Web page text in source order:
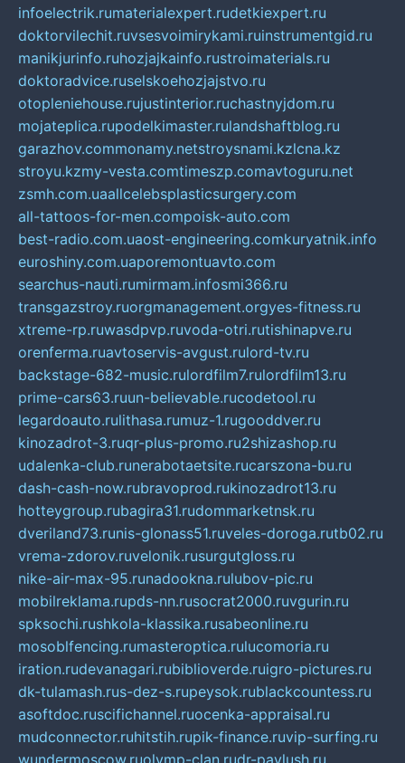
infoelectrik.rumaterialexpert.rudetkiexpert.ru
doktorvilechit.ruvsesvoimirykami.ruinstrumentgid.ru
manikjurinfo.ruhozjajkainfo.rustroimaterials.ru
doktoradvice.ruselskoehozjajstvo.ru
otopleniehouse.rujustinterior.ruchastnyjdom.ru
mojateplica.rupodelkimaster.rulandshaftblog.ru
garazhov.commonamy.netstroysnami.kzlcna.kz
stroyu.kzmy-vesta.comtimeszp.comavtoguru.net
zsmh.com.uaallcelebsplasticsurgery.com
all-tattoos-for-men.compoisk-auto.com
best-radio.com.uaost-engineering.comkuryatnik.info
euroshiny.com.uaporemontuavto.com
searchus-nauti.rumirmam.infosmi366.ru
transgazstroy.ruorgmanagement.orgyes-fitness.ru
xtreme-rp.ruwasdpvp.ruvoda-otri.rutishinapve.ru
orenferma.ruavtoservis-avgust.rulord-tv.ru
backstage-682-music.rulordfilm7.rulordfilm13.ru
prime-cars63.ruun-believable.rucodetool.ru
legardoauto.rulithasa.rumuz-1.rugooddver.ru
kinozadrot-3.ruqr-plus-promo.ru2shizashop.ru
udalenka-club.runerabotaetsite.rucarszona-bu.ru
dash-cash-now.rubravoprod.rukinozadrot13.ru
hotteygroup.rubagira31.rudommarketnsk.ru
dveriland73.runis-glonass51.ruveles-doroga.rutb02.ru
vrema-zdorov.ruvelonik.rusurgutgloss.ru
nike-air-max-95.runadookna.rulubov-pic.ru
mobilreklama.rupds-nn.rusocrat2000.ruvgurin.ru
spksochi.rushkola-klassika.rusabeonline.ru
mosoblfencing.rumasteroptica.rulucomoria.ru
iration.rudevanagari.rubiblioverde.ruigro-pictures.ru
dk-tulamash.rus-dez-s.rupeysok.rublackcountess.ru
asoftdoc.ruscifichannel.ruocenka-appraisal.ru
mudconnector.ruhitstih.rupik-finance.ruvip-surfing.ru
wundermoscow.ruolymp-clan.rudr-pavlush.ru